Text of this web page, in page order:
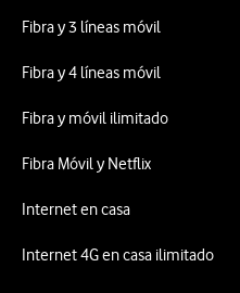
Fibra y 3 líneas móvil
Fibra y 4 líneas móvil
Fibra y móvil ilimitado
Fibra Móvil y Netflix
Internet en casa
Internet 4G en casa ilimitado